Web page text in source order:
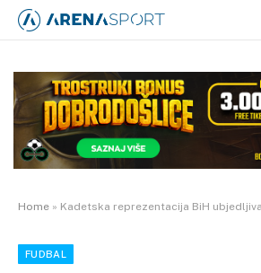
Home » Kadetska reprezentacija BiH ubjedljiva na
FUDBAL